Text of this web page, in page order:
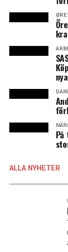
världsmålen
ALLA NYHETER